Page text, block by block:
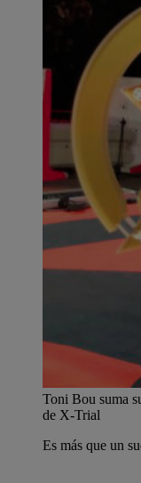
Toni Bou suma
de X-Trial
Es más que un